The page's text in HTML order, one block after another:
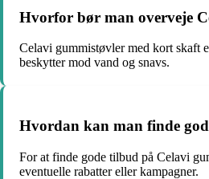
Hvorfor bør man overveje
Celavi gummistøvler med kort skaft
beskytter mod vand og snavs.
Hvordan kan man finde
For at finde gode tilbud på Celavi
eventuelle rabatter eller kampagner.